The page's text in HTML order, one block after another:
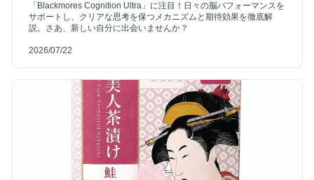
「Blackmores Cognition Ultra」に注目！日々の脳パフォーマンスを
サポートし、クリアな思考を保つメカニズムと期待効果を徹底解
説。さあ、新しい自分に出会いませんか？
2026/07/22